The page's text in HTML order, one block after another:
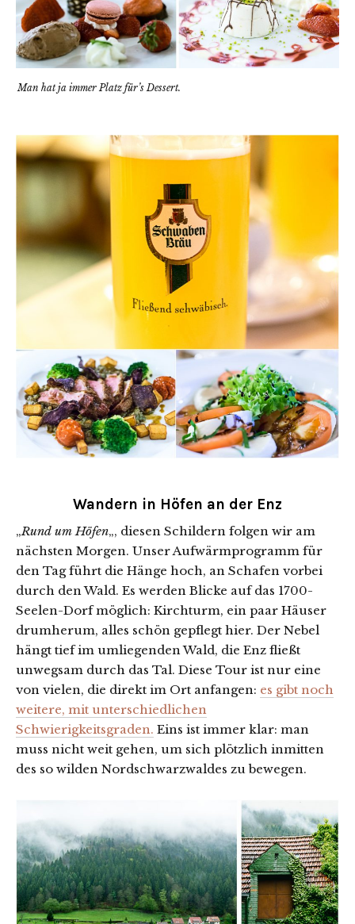
Man hat ja immer Platz für’s Dessert.
Wandern in Höfen an der Enz
„Rund um Höfen„, diesen Schildern folgen wir am
nächsten Morgen. Unser Aufwärmprogramm für
den Tag führt die Hänge hoch, an Schafen vorbei
durch den Wald. Es werden Blicke auf das 1700-
Seelen-Dorf möglich: Kirchturm, ein paar Häuser
drumherum, alles schön gepflegt hier. Der Nebel
hängt tief im umliegenden Wald, die Enz fließt
unwegsam durch das Tal. Diese Tour ist nur eine
von vielen, die direkt im Ort anfangen: es gibt noch
weitere, mit unterschiedlichen
Schwierigkeitsgraden. Eins ist immer klar: man
muss nicht weit gehen, um sich plötzlich inmitten
des so wilden Nordschwarzwaldes zu bewegen.